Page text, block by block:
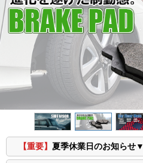
【重要】 夏季休業日のお知らせ▼